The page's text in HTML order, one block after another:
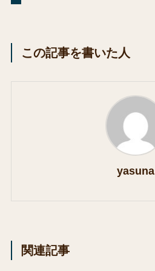
この記事を書いた人
yasuna
関連記事